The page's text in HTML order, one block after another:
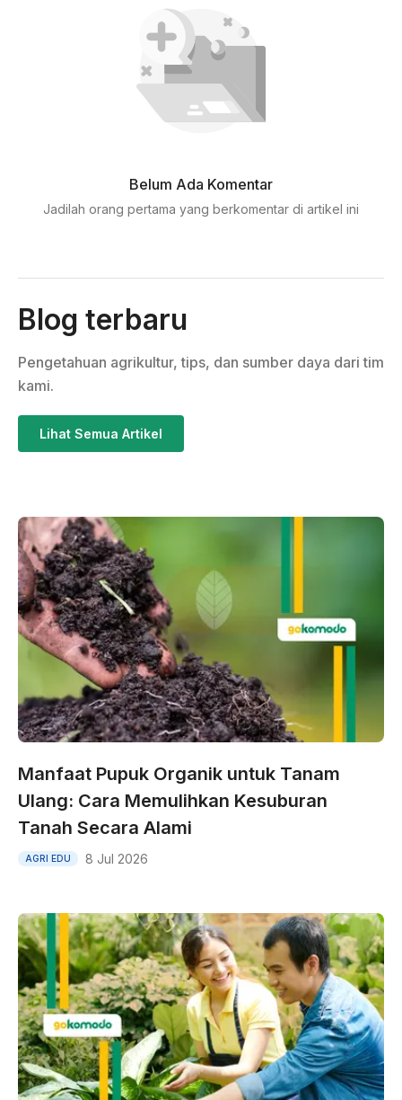
Belum Ada Komentar
Jadilah orang pertama yang berkomentar di artikel ini
Blog terbaru
Pengetahuan agrikultur, tips, dan sumber daya dari tim
kami.
Lihat Semua Artikel
Manfaat Pupuk Organik untuk Tanam
Ulang: Cara Memulihkan Kesuburan
Tanah Secara Alami
AGRI EDU 8 Jul 2026